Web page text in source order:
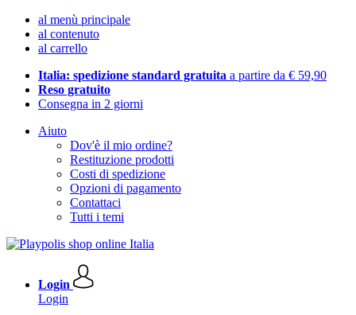
al menù principale
al contenuto
al carrello
Italia: spedizione standard gratuita a partire da € 59,90
Reso gratuito
Consegna in 2 giorni
Aiuto
Dov'è il mio ordine?
Restituzione prodotti
Costi di spedizione
Opzioni di pagamento
Contattaci
Tutti i temi
Login
Login